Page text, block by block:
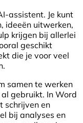
assistent. Je kunt
ideeën uitwerken,
krijgen bij allerlei
geschikt
die je voor veel
samen te werken
gebruikt. In Word
schrijven en
bij analyses en